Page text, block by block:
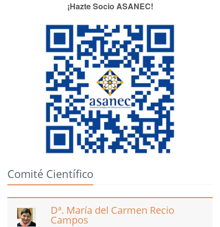
¡Hazte Socio ASANEC!
Comité Científico
Dª. María del Carmen Recio
Campos